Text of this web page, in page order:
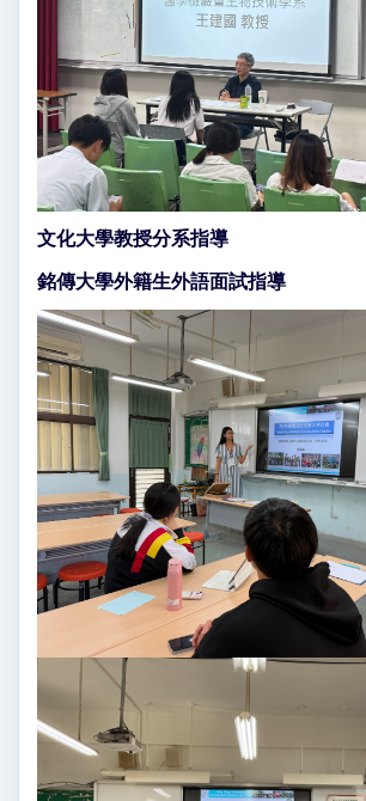
文化大學教授分系指導
銘傳大學外籍生外語面試指導